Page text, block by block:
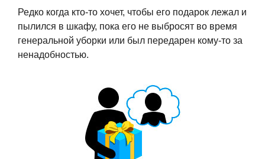
Редко когда кто-то хочет, чтобы его подарок лежал и
пылился в шкафу, пока его не выбросят во время
генеральной уборки или был передарен кому-то за
ненадобностью.